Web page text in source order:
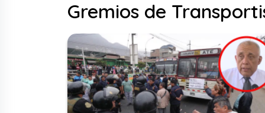
Gremios de